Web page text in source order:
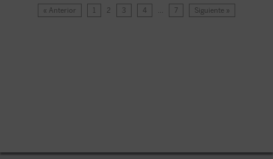
« Anterior 1 2 3 4 … 7 Siguiente »